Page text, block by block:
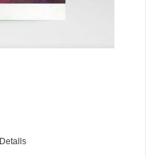
Detalls